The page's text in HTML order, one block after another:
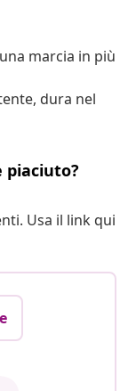
marcia in più
dura nel
piaciuto?
Usa il link qui